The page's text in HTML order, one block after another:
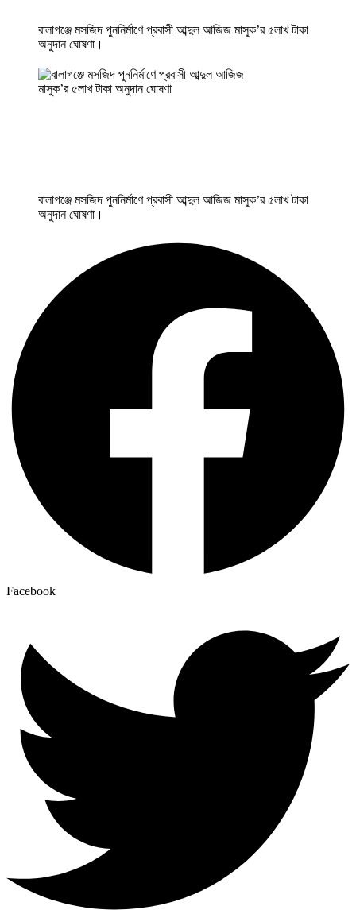
বালাগঞ্জে মসজিদ পুননির্মাণে প্রবাসী আব্দুল আজিজ মাসুক’র ৫লাখ টাকা
অনুদান ঘোষণা।
বালাগঞ্জে মসজিদ পুননির্মাণে প্রবাসী আব্দুল আজিজ মাসুক’র ৫লাখ টাকা
অনুদান ঘোষণা।
Facebook